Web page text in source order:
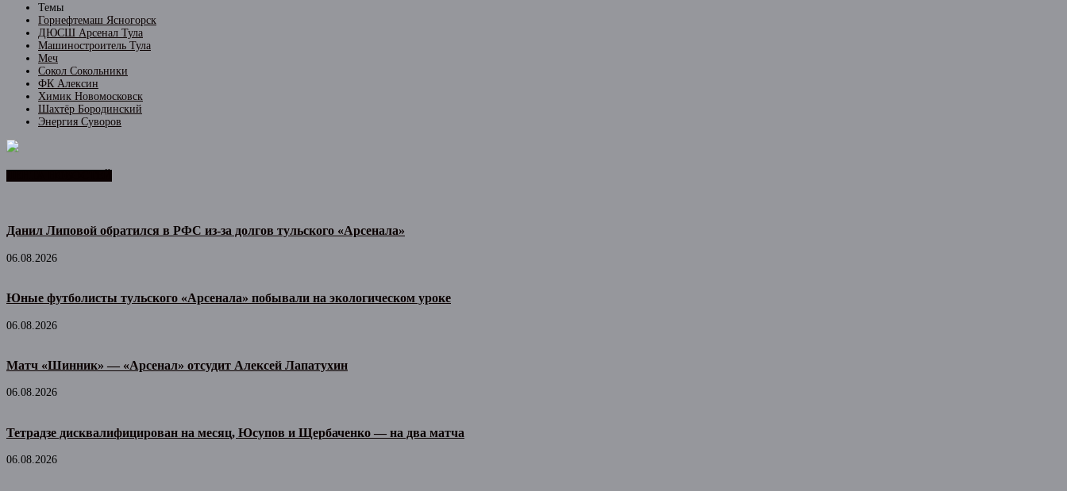
Темы
Горнефтемаш Ясногорск
ДЮСШ Арсенал Тула
Машиностроитель Тула
Меч
Сокол Сокольники
ФК Алексин
Химик Новомосковск
Шахтёр Бородинский
Энергия Суворов
Данил Липовой обратился в РФС из-за долгов тульского «Арсенала»
06.08.2026
Юные футболисты тульского «Арсенала» побывали на экологическом уроке
06.08.2026
Матч «Шинник» — «Арсенал» отсудит Алексей Лапатухин
06.08.2026
Тетрадзе дисквалифицирован на месяц, Юсупов и Щербаченко — на два матча
06.08.2026